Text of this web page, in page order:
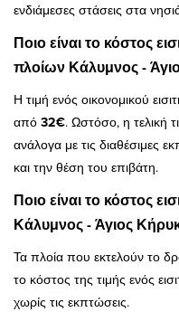
ενδιάμεσες στάσεις στα
Ποιο είναι το κόστος
πλοίων Κάλυμνος -
Η τιμή ενός οικονομικού
από 32€. Ωστόσο, η τελική
ανάλογα με τις διαθέσιμες
και την θέση του επιβάτη.
Ποιο είναι το κόστος
Κάλυμνος - Άγιος
Τα πλοία που εκτελούν το
το κόστος της τιμής ενός
χωρίς τις εκπτώσεις.